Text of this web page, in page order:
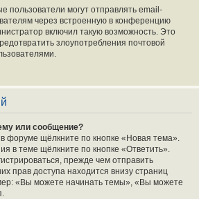
пользователи могут отправлять email-
через встроенную в конференцию
включил такую возможность. Это
злоупотребления почтовой
или сообщение?
форуме щёлкните по кнопке «Новая тема».
в теме щёлкните по кнопке «Ответить».
прежде чем отправить
прав доступа находится внизу страниц
«Вы можете начинать темы», «Вы можете